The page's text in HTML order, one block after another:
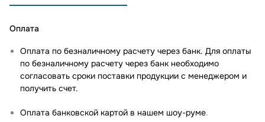
Оплата
Оплата по безналичному расчету через банк. Для оплаты
по безналичному расчету через банк необходимо
согласовать сроки поставки продукции с менеджером и
получить счет.
Оплата банковской картой в нашем шоу-руме.